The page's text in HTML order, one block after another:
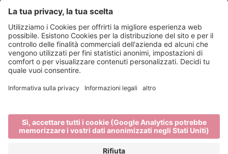
Bressanone Turismo
Privacy
Note legali
Finanziamenti
Mappa del sito
Cookie-Einstellungen